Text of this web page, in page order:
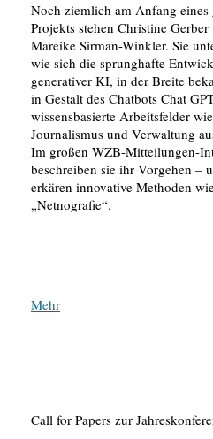
Noch ziemlich am Anfang eines
Projekts stehen Christine Gerber
Mareike Sirman-Winkler. Sie
wie sich die sprunghafte
generativer KI, in der Breite
in Gestalt des Chatbots Chat
wissensbasierte Arbeitsfelder wie
Journalismus und Verwaltung
Im großen WZB-Mitteilungen-
beschreiben sie ihr Vorgehen –
erkären innovative Methoden
„Netnografie“.
Mehr
Call for Papers zur